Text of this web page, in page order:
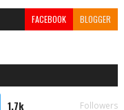
FACEBOOK BLOGGER
1.7k Followers